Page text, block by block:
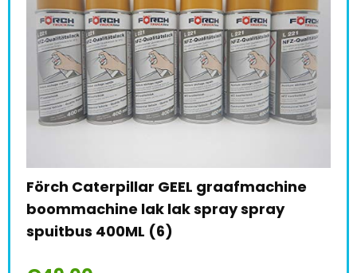
presto 306338 PTFE-spray, 400 ml